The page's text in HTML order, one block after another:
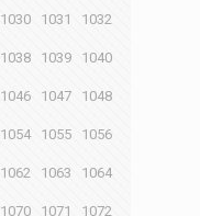
1030 1031 1032
1038 1039 1040
1046 1047 1048
1054 1055 1056
1062 1063 1064
1070 1071 1072